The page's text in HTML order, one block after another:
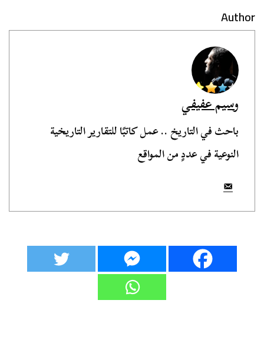
Author
وسيم عفيفي
باحث في التاريخ .. عمل كاتبًا للتقارير التاريخية
النوعية في عددٍ من المواقع